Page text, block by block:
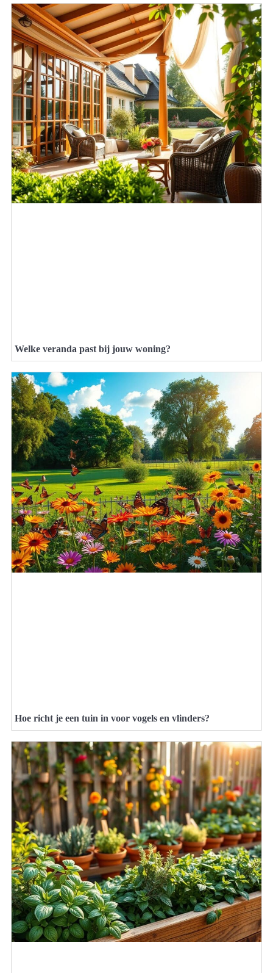
Welke veranda past bij jouw woning?
Hoe richt je een tuin in voor vogels en vlinders?